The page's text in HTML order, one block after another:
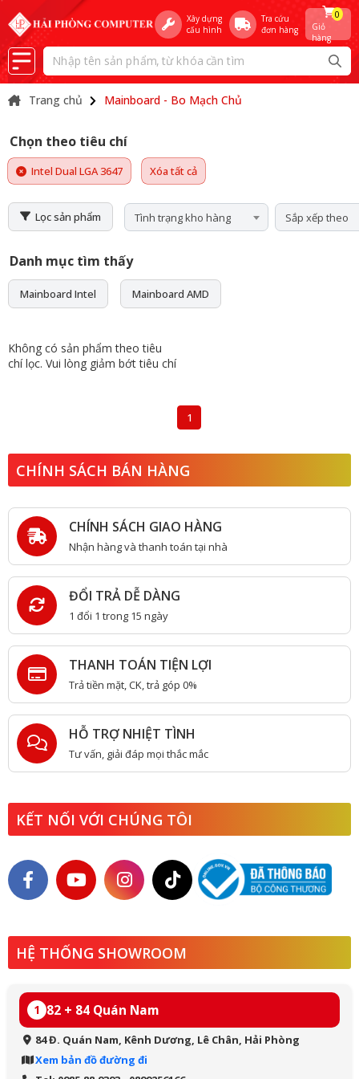
Xây dựng
cấu hình
Tra cứu
đơn hàng
Giỏ
hàng
0
Trang chủ Mainboard - Bo Mạch Chủ
Chọn theo tiêu chí
Intel Dual LGA 3647 Xóa tất cả
Lọc sản phẩm Tình trạng kho hàng Sắp xếp theo
Danh mục tìm thấy
Mainboard Intel Mainboard AMD
Không có sản phẩm theo tiêu
chí lọc. Vui lòng giảm bớt tiêu chí
1
CHÍNH SÁCH BÁN HÀNG
CHÍNH SÁCH GIAO HÀNG
Nhận hàng và thanh toán tại nhà
ĐỔI TRẢ DỄ DÀNG
1 đổi 1 trong 15 ngày
THANH TOÁN TIỆN LỢI
Trả tiền mặt, CK, trả góp 0%
HỖ TRỢ NHIỆT TÌNH
Tư vấn, giải đáp mọi thắc mắc
KẾT NỐI VỚI CHÚNG TÔI
HỆ THỐNG SHOWROOM
1 82 + 84 Quán Nam
84 Đ. Quán Nam, Kênh Dương, Lê Chân, Hải Phòng
Xem bản đồ đường đi